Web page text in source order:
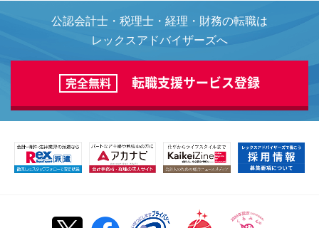
公認会計士・税理士・経理・財務の転職は
レックスアドバイザーズへ
完全無料 転職支援サービス登録